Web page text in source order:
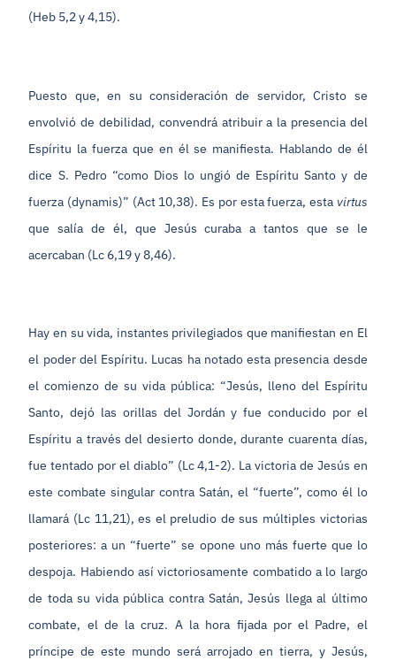
(Heb 5,2 y 4,15).
Puesto que, en su consideración de servidor, Cristo se
envolvió de debilidad, convendrá atribuir a la presencia del
Espíritu la fuerza que en él se manifiesta. Hablando de él
dice S. Pedro “como Dios lo ungió de Espíritu Santo y de
fuerza (dynamis)” (Act 10,38). Es por esta fuerza, esta virtus
que salía de él, que Jesús curaba a tantos que se le
acercaban (Lc 6,19 y 8,46).
Hay en su vida, instantes privilegiados que manifiestan en El
el poder del Espíritu. Lucas ha notado esta presencia desde
el comienzo de su vida pública: “Jesús, lleno del Espíritu
Santo, dejó las orillas del Jordán y fue conducido por el
Espíritu a través del desierto donde, durante cuarenta días,
fue tentado por el diablo” (Lc 4,1-2). La victoria de Jesús en
este combate singular contra Satán, el “fuerte”, como él lo
llamará (Lc 11,21), es el preludio de sus múltiples victorias
posteriores: a un “fuerte” se opone uno más fuerte que lo
despoja. Habiendo así victoriosamente combatido a lo largo
de toda su vida pública contra Satán, Jesús llega al último
combate, el de la cruz. A la hora fijada por el Padre, el
príncipe de este mundo será arrojado en tierra, y Jesús,